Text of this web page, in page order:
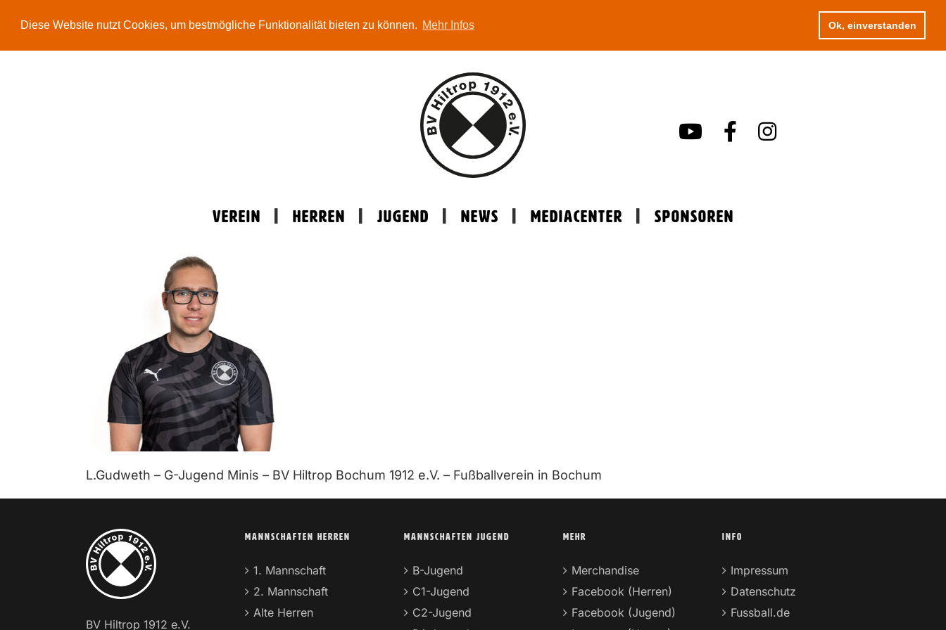
Diese Website nutzt Cookies, um bestmögliche Funktionalität bieten zu können. Mehr Infos Ok, einverstanden
Verein Herren Jugend News Mediacenter Sponsoren
L.Gudweth – G-Jugend Minis – BV Hiltrop Bochum 1912 e.V. – Fußballverein in Bochum
BV Hiltrop 1912 e.V.
MANNSCHAFTEN HERREN
1. Mannschaft
2. Mannschaft
Alte Herren
MANNSCHAFTEN JUGEND
B-Jugend
C1-Jugend
C2-Jugend
MEHR
Merchandise
Facebook (Herren)
Facebook (Jugend)
INFO
Impressum
Datenschutz
Fussball.de